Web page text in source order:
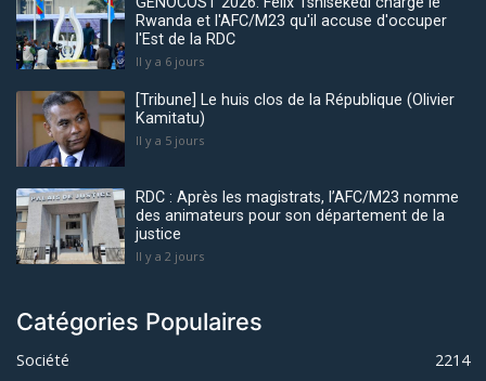
Rwanda et l'AFC/M23 qu'il accuse d'occuper
l'Est de la RDC
Il y a 6 jours
[Tribune] Le huis clos de la République (Olivier
Kamitatu)
Il y a 5 jours
RDC : Après les magistrats, l’AFC/M23 nomme
des animateurs pour son département de la
justice
Il y a 2 jours
Catégories Populaires
Société
2214